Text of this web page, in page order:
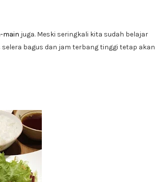
main juga. Meski seringkali kita sudah belajar
bagus dan jam terbang tinggi tetap akan